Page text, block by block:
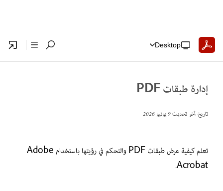
Desktop
إدارة طبقات PDF
تاريخ آخر تحديث9 يونيو 2026
تعلم كيفية عرض طبقات PDF والتحكم في رؤيتها باستخدام Adobe
Acrobat.